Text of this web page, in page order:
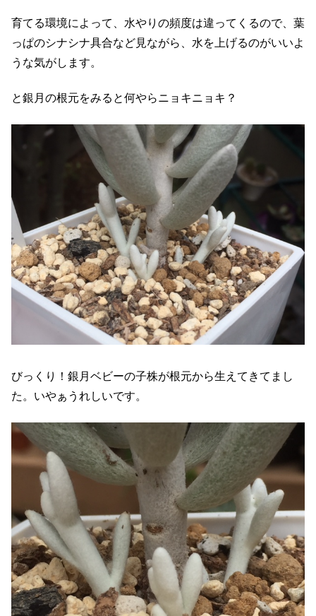
育てる環境によって、水やりの頻度は違ってくるので、葉
っぱのシナシナ具合など見ながら、水を上げるのがいいよ
うな気がします。
と銀月の根元をみると何やらニョキニョキ？
びっくり！銀月ベビーの子株が根元から生えてきてまし
た。いやぁうれしいです。